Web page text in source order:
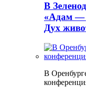
В
«Адам —
Дух
В